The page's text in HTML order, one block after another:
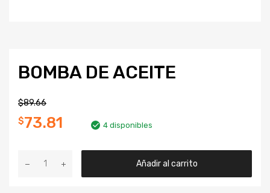
BOMBA DE ACEITE
$89.66
$73.81 4 disponibles
Añadir al carrito